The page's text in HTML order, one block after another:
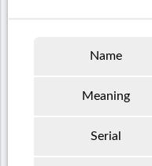
Name
Meaning
Serial